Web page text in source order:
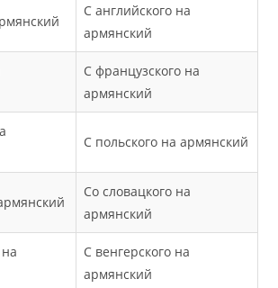
С английского на
армянский
С французского на
армянский
С польского на армянский
Со словацкого на
армянский
С венгерского на
армянский